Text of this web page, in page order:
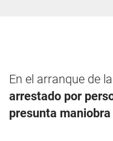
En el arranque de
arrestado por
presunta